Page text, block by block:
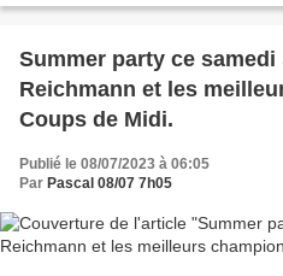
Summer party ce
Reichmann et les
Coups de Midi.
Publié le 08/07/2023 à 06:05
Par Pascal 08/07 7h05